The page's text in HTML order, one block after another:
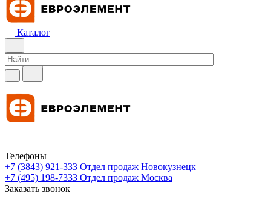
Каталог
Телефоны
+7 (3843) 921-333 Отдел продаж Новокузнецк
+7 (495) 198-7333 Отдел продаж Москва
Заказать звонок